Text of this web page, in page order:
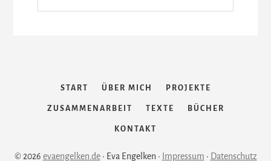
START ÜBER MICH PROJEKTE
ZUSAMMENARBEIT TEXTE BÜCHER
KONTAKT
© 2026 evaengelken.de· Eva Engelken · Impressum · Datenschutz